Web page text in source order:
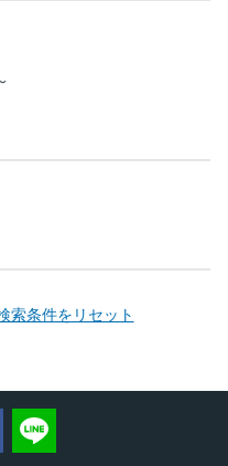
索条件をリセット
する
Facebookでシェアする